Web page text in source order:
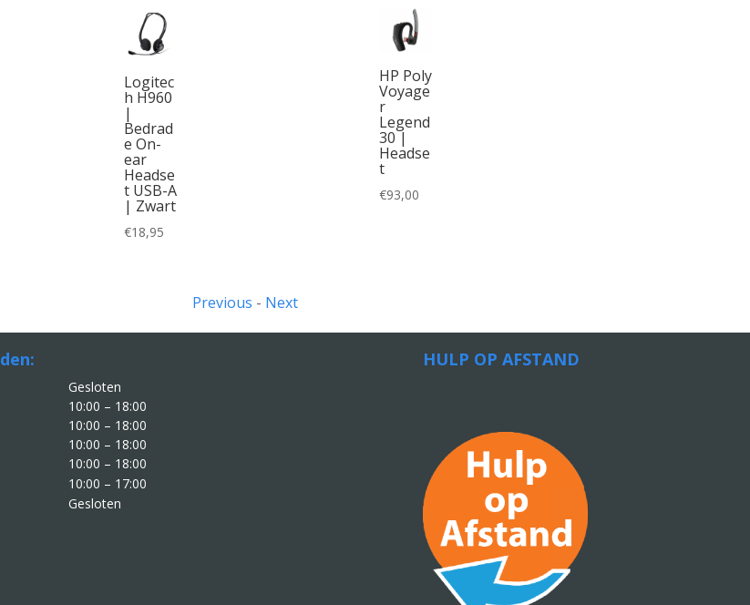
Logitec
h H960
|
Bedrad
e On-
ear
Headse
t USB-A
| Zwart
€18,95
HP Poly
Voyage
r
Legend
30 |
Headse
t
€93,00
Previous - Next
Gesloten
10:00 – 18:00
10:00 – 18:00
10:00 – 18:00
10:00 – 18:00
10:00 – 17:00
Gesloten
HULP OP AFSTAND